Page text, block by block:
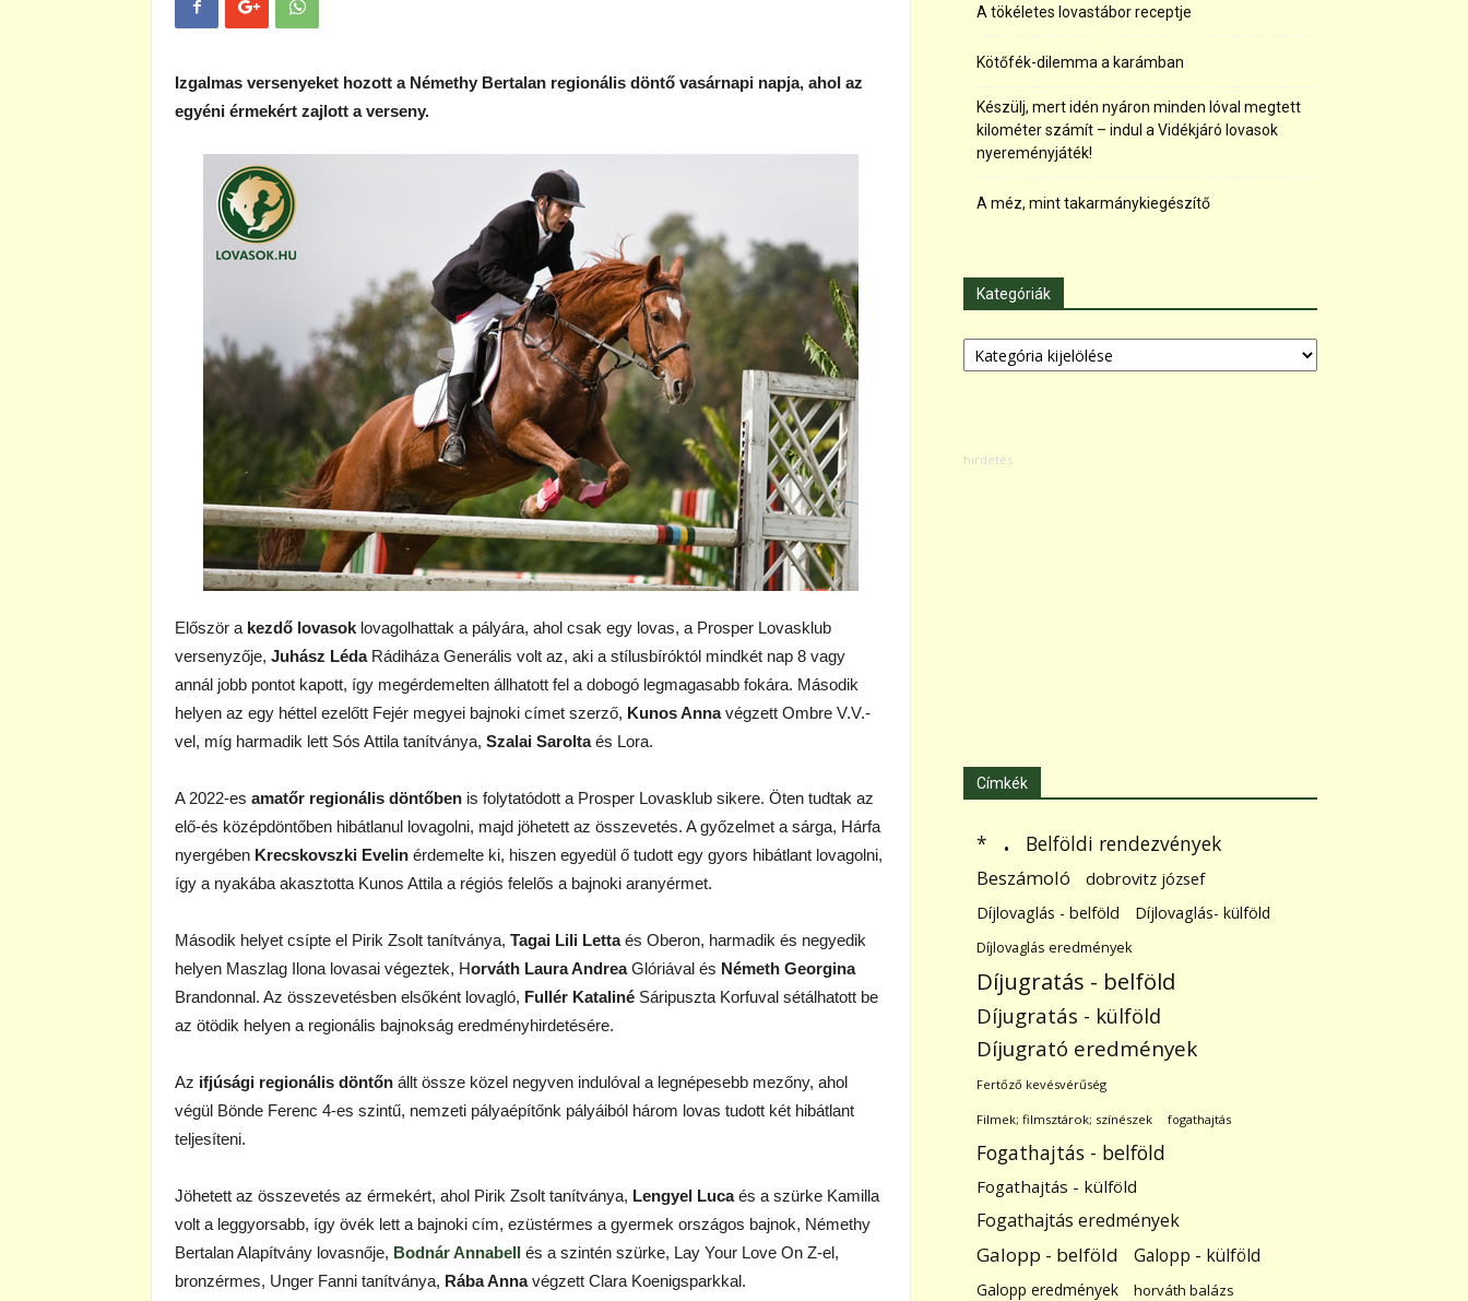
Izgalmas versenyeket hozott a Némethy Bertalan regionális döntő vasárnapi napja, ahol az
egyéni érmekért zajlott a verseny.
Először a kezdő lovasok lovagolhattak a pályára, ahol csak egy lovas, a Prosper Lovasklub
versenyzője, Juhász LédaRádiháza Generális volt az, aki a stílusbíróktól mindkét nap 8 vagy
annál jobb pontot kapott, így megérdemelten állhatott fel a dobogó legmagasabb fokára. Második
helyen az egy héttel ezelőtt Fejér megyei bajnoki címet szerző, Kunos Annavégzett Ombre V.V.-
vel, míg harmadik lett Sós Attila tanítványa, Szalai Saroltaés Lora.
A 2022-es amatőr regionális döntőben is folytatódott a Prosper Lovasklub sikere. Öten tudtak az
elő-és középdöntőben hibátlanul lovagolni, majd jöhetett az összevetés. A győzelmet a sárga, Hárfa
nyergében Krecskovszki Evelin érdemelte ki, hiszen egyedül ő tudott egy gyors hibátlant lovagolni,
így a nyakába akasztotta Kunos Attila a régiós felelős a bajnoki aranyérmet.
Második helyet csípte el Pirik Zsolt tanítványa, Tagai Lili Lettaés Oberon, harmadik és negyedik
helyen Maszlag Ilona lovasai végeztek, Horváth Laura AndreaGlóriával és Németh Georgina
Brandonnal. Az összevetésben elsőként lovagló, Fullér Kataliné Sáripuszta Korfuval sétálhatott be
az ötödik helyen a regionális bajnokság eredményhirdetésére.
Az ifjúsági regionális döntőn állt össze közel negyven indulóval a legnépesebb mezőny, ahol
végül Bönde Ferenc 4-es szintű, nemzeti pályaépítőnk pályáiból három lovas tudott két hibátlant
teljesíteni.
Jöhetett az összevetés az érmekért, ahol Pirik Zsolt tanítványa, Lengyel Lucaés a szürke Kamilla
volt a leggyorsabb, így övék lett a bajnoki cím, ezüstérmes a gyermek országos bajnok, Némethy
Bertalan Alapítvány lovasnője, Bodnár Annabell és a szintén szürke, Lay Your Love On Z-el,
bronzérmes, Unger Fanni tanítványa, Rába Annavégzett Clara Koenigsparkkal.
A tökéletes lovastábor receptje
Kötőfék-dilemma a karámban
Készülj, mert idén nyáron minden lóval megtett
kilométer számít – indul a Vidékjáró lovasok
nyereményjáték!
A méz, mint takarmánykiegészítő
Kategóriák
Kategóriák
Címkék
* . Belföldi rendezvények
Beszámoló dobrovitz józsef
Díjlovaglás - belföld Díjlovaglás- külföld
Díjlovaglás eredmények
Díjugratás - belföld
Díjugratás - külföld
Díjugrató eredmények
Fertőző kevésvérűség
Filmek; filmsztárok; színészek fogathajtás
Fogathajtás - belföld
Fogathajtás - külföld
Fogathajtás eredmények
Galopp - belföld Galopp - külföld
Galopp eredmények horváth balázs